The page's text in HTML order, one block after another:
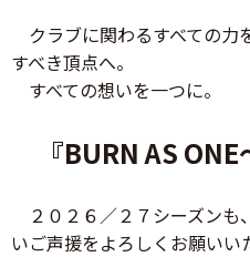
クラブに関わるすべての力
すべき頂点へ。
すべての想いを一つに。
『BURN AS ONE
２０２６／２７シーズンも
いご声援をよろしくお願いい